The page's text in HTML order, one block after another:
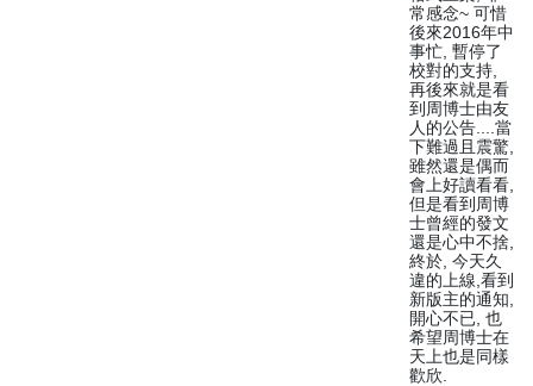
常感念~ 可惜
後來2016年中
事忙, 暫停了
校對的支持,
再後來就是看
到周博士由友
人的公告....當
下難過且震驚,
雖然還是偶而
會上好讀看看,
但是看到周博
士曾經的發文
還是心中不捨,
終於, 今天久
違的上線,看到
新版主的通知,
開心不已, 也
希望周博士在
天上也是同樣
歡欣.